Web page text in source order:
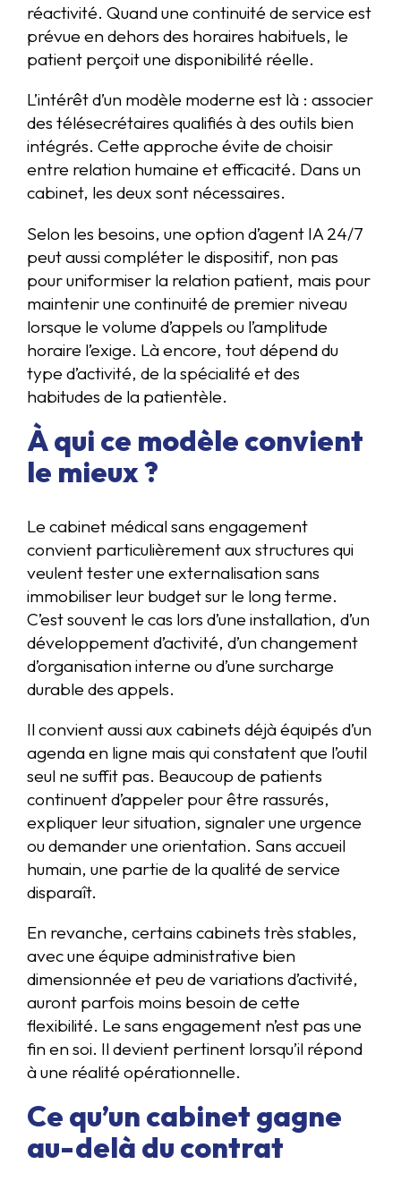
réactivité. Quand une continuité de service est
prévue en dehors des horaires habituels, le
patient perçoit une disponibilité réelle.
L’intérêt d’un modèle moderne est là : associer
des télésecrétaires qualifiés à des outils bien
intégrés. Cette approche évite de choisir
entre relation humaine et efficacité. Dans un
cabinet, les deux sont nécessaires.
Selon les besoins, une option d’agent IA 24/7
peut aussi compléter le dispositif, non pas
pour uniformiser la relation patient, mais pour
maintenir une continuité de premier niveau
lorsque le volume d’appels ou l’amplitude
horaire l’exige. Là encore, tout dépend du
type d’activité, de la spécialité et des
habitudes de la patientèle.
À qui ce modèle convient
le mieux ?
Le cabinet médical sans engagement
convient particulièrement aux structures qui
veulent tester une externalisation sans
immobiliser leur budget sur le long terme.
C’est souvent le cas lors d’une installation, d’un
développement d’activité, d’un changement
d’organisation interne ou d’une surcharge
durable des appels.
Il convient aussi aux cabinets déjà équipés d’un
agenda en ligne mais qui constatent que l’outil
seul ne suffit pas. Beaucoup de patients
continuent d’appeler pour être rassurés,
expliquer leur situation, signaler une urgence
ou demander une orientation. Sans accueil
humain, une partie de la qualité de service
disparaît.
En revanche, certains cabinets très stables,
avec une équipe administrative bien
dimensionnée et peu de variations d’activité,
auront parfois moins besoin de cette
flexibilité. Le sans engagement n’est pas une
fin en soi. Il devient pertinent lorsqu’il répond
à une réalité opérationnelle.
Ce qu’un cabinet gagne
au-delà du contrat